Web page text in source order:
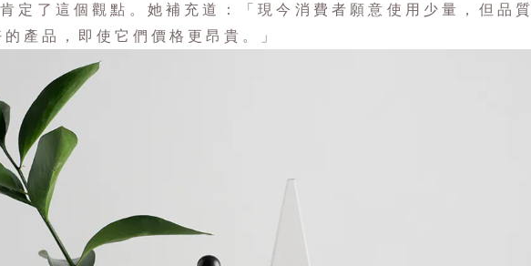
了這個觀點。她補充道：「現今消費者願意使用少量，但品質
產品，即使它們價格更昂貴。」